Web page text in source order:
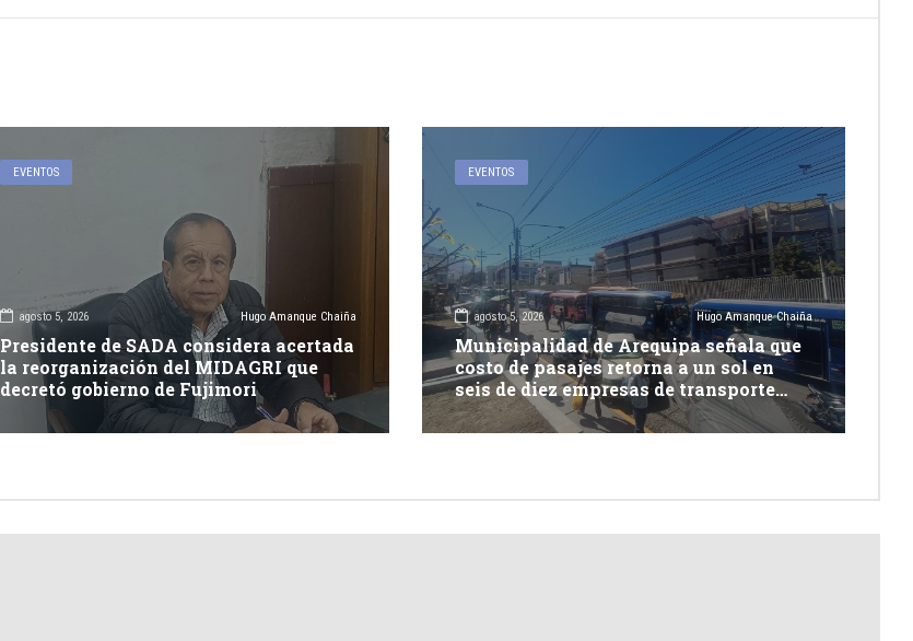
EVENTOS
agosto 5, 2026 Hugo Amanque Chaiña
Presidente de SADA considera acertada
la reorganización del MIDAGRI que
decretó gobierno de Fujimori
EVENTOS
agosto 5, 2026 Hugo Amanque Chaiña
Municipalidad de Arequipa señala que
costo de pasajes retorna a un sol en
seis de diez empresas de transporte
urbano